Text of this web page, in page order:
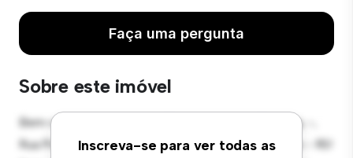
Faça uma pergunta
Sobre este imóvel
Inscreva-se para ver todas as
Bem-vindo ao seu novo refúgio urbano em Santana, -,
Rua Professor Freitas e Castro, 300 - Porto Alegre - RS!